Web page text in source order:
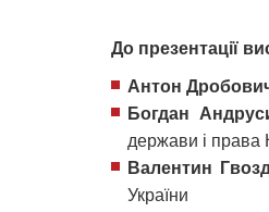
До презентації
Антон
Богдан
держави і права
Валентин
України